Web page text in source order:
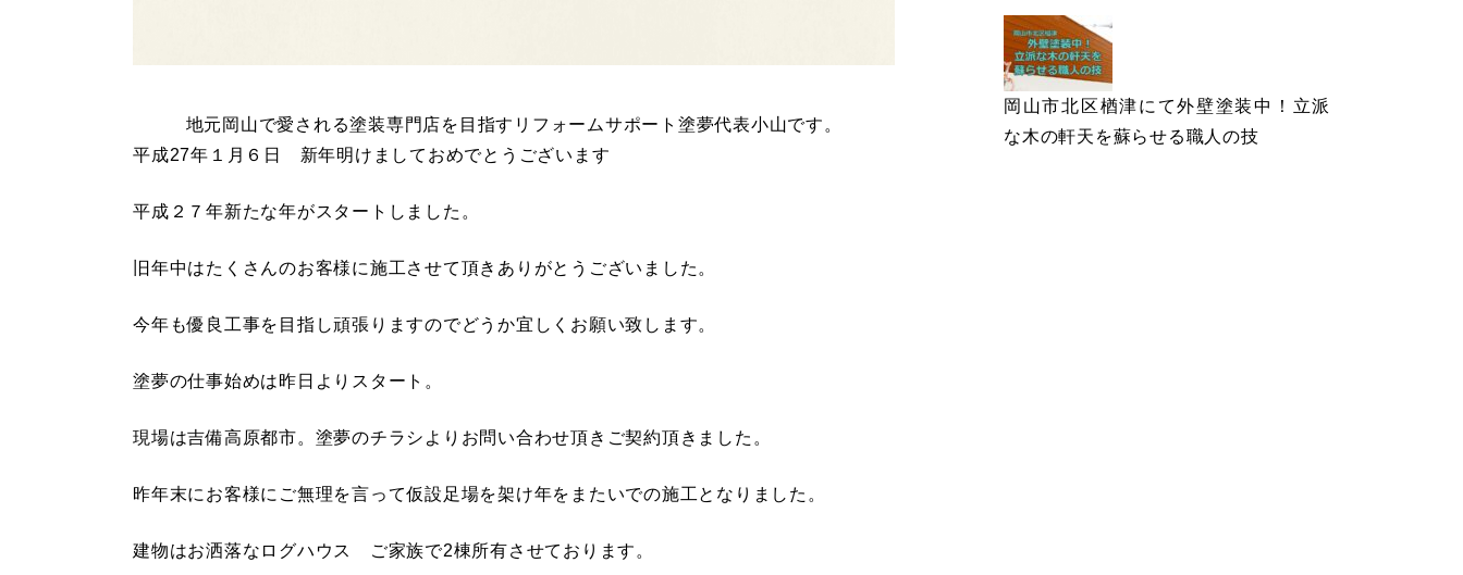
地元岡山で愛される塗装専門店を目指すリフォームサポート塗夢代表小山です。
平成27年１月６日 新年明けましておめでとうございます
平成２７年新たな年がスタートしました。
旧年中はたくさんのお客様に施工させて頂きありがとうございました。
今年も優良工事を目指し頑張りますのでどうか宜しくお願い致します。
塗夢の仕事始めは昨日よりスタート。
現場は吉備高原都市。塗夢のチラシよりお問い合わせ頂きご契約頂きました。
昨年末にお客様にご無理を言って仮設足場を架け年をまたいでの施工となりました。
建物はお洒落なログハウス ご家族で2棟所有させております。
岡山市北区楢津にて外壁塗装中！立派
な木の軒天を蘇らせる職人の技